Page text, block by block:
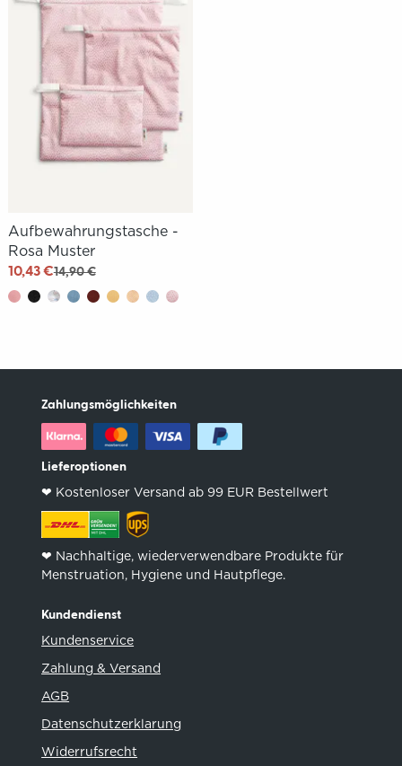
Aufbewahrungstasche -
Rosa Muster
10,43 €14,90 €
Zahlungsmöglichkeiten
Lieferoptionen
❤︎ Kostenloser Versand ab 99 EUR Bestellwert
❤︎ Nachhaltige, wiederverwendbare Produkte für
Menstruation, Hygiene und Hautpflege.
Kundendienst
Kundenservice
Zahlung & Versand
AGB
Datenschutzerklarung
Widerrufsrecht